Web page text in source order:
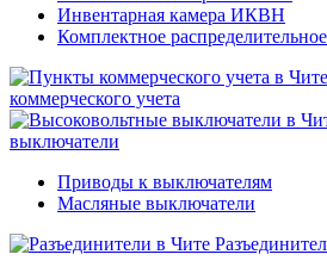
Инвентарная камера ИКВН
Комплектное
коммерческого учета
выключатели
Приводы к выключателям
Масляные выключатели